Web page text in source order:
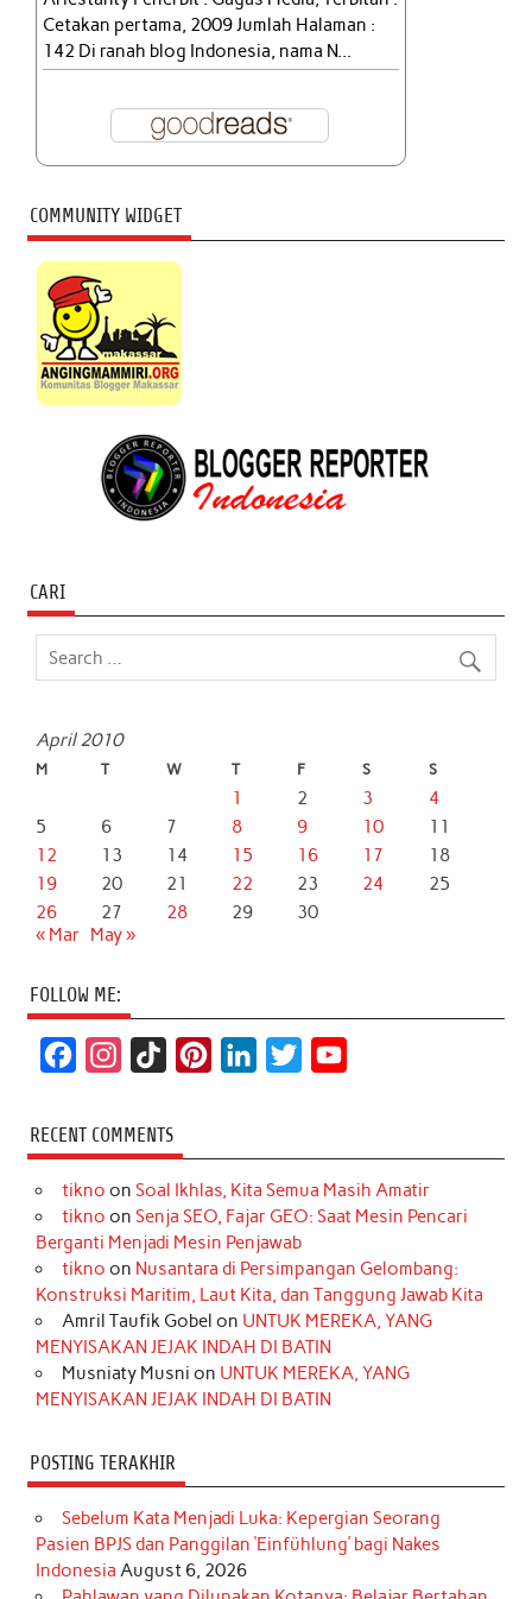
Cetakan pertama, 2009 Jumlah Halaman :
142 Di ranah blog Indonesia, nama N...
COMMUNITY WIDGET
CARI
April 2010
M T W T F S S
1 2 3
4
5
6 7 8 9 10
11
12
13 14 15 16 17
18
19
20 21 22 23 24
25
26
27 28 29
30
« Mar May »
FOLLOW ME:
c
e
b
o
k
s
t
a
r
a
m
k
T
o
k
t
e
e
s
t
k
e
d
I
n
t
t
r
T
u
e
RECENT COMMENTS
tikno on Soal Ikhlas, Kita Semua Masih Amatir
tikno on Senja SEO, Fajar GEO: Saat Mesin Pencari
Berganti Menjadi Mesin Penjawab
tikno on Nusantara di Persimpangan Gelombang:
Konstruksi Maritim, Laut Kita, dan Tanggung Jawab Kita
Amril Taufik Gobel on UNTUK MEREKA, YANG
MENYISAKAN JEJAK INDAH DI BATIN
Musniaty Musni on UNTUK MEREKA, YANG
MENYISAKAN JEJAK INDAH DI BATIN
POSTING TERAKHIR
Sebelum Kata Menjadi Luka: Kepergian Seorang
Pasien BPJS dan Panggilan ‘Einfühlung’ bagi Nakes
Indonesia August 6, 2026